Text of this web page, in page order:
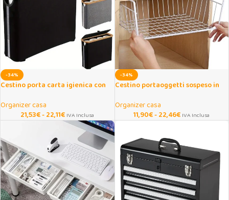
-34%
Cestino porta carta igienica con
Organizer casa
21,53€-22,11€ IVA Inclusa
-34%
Cestino portaoggetti sospeso in
Organizer casa
11,90€-22,46€ IVA Inclusa